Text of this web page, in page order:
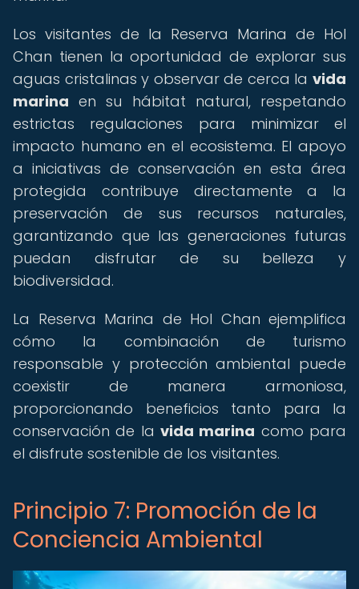
Los visitantes de la Reserva Marina de Hol
Chan tienen la oportunidad de explorar sus
aguas cristalinas y observar de cerca la vida
marina en su hábitat natural, respetando
estrictas regulaciones para minimizar el
impacto humano en el ecosistema. El apoyo
a iniciativas de conservación en esta área
protegida contribuye directamente a la
preservación de sus recursos naturales,
garantizando que las generaciones futuras
puedan disfrutar de su belleza y
biodiversidad.
La Reserva Marina de Hol Chan ejemplifica
cómo la combinación de turismo
responsable y protección ambiental puede
coexistir de manera armoniosa,
proporcionando beneficios tanto para la
conservación de la vida marina como para
el disfrute sostenible de los visitantes.
Principio 7: Promoción de la
Conciencia Ambiental